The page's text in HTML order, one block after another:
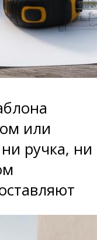
или
ручка, ни